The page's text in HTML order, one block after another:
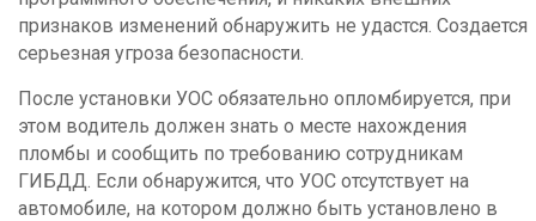
признаков изменений обнаружить не удастся. Создается
серьезная угроза безопасности.
После установки УОС обязательно опломбируется, при
этом водитель должен знать о месте нахождения
пломбы и сообщить по требованию сотрудникам
ГИБДД. Если обнаружится, что УОС отсутствует на
автомобиле, на котором должно быть установлено в